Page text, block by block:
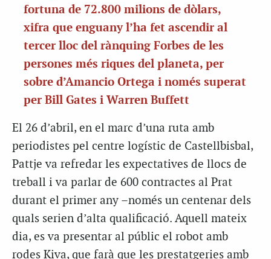
fortuna de 72.800 milions de dòlars,
xifra que enguany l’ha fet ascendir al
tercer lloc del rànquing Forbes de les
persones més riques del planeta, per
sobre d’Amancio Ortega i només superat
per Bill Gates i Warren Buffett
El 26 d’abril, en el marc d’una ruta amb
periodistes pel centre logístic de Castellbisbal,
Pattje va refredar les expectatives de llocs de
treball i va parlar de 600 contractes al Prat
durant el primer any –només un centenar dels
quals serien d’alta qualificació. Aquell mateix
dia, es va presentar al públic el robot amb
rodes Kiva, que farà que les prestatgeries amb